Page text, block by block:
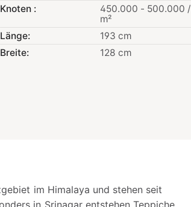
Knoten :
450.000 - 500.000 /
m²
Länge:
193 cm
Breite:
128 cm
im Himalaya und stehen seit
in Srinagar entstehen Teppiche